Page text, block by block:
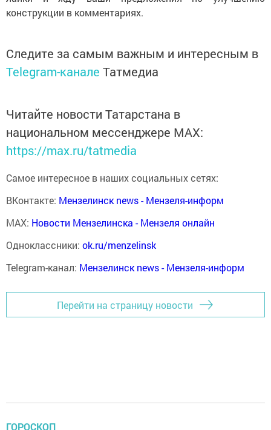
конструкции в комментариях.
Следите за самым важным и интересным в
Telegram-канале Татмедиа
Читайте новости Татарстана в
национальном мессенджере MАХ:
https://max.ru/tatmedia
Самое интересное в наших социальных сетях:
ВКонтакте: Мензелинск news - Мензеля-информ
MAX: Новости Мензелинска - Мензеля онлайн
Одноклассники: ok.ru/menzelinsk
Telegram-канал: Мензелинск news - Мензеля-информ
Перейти на страницу новости
ГОРОСКОП